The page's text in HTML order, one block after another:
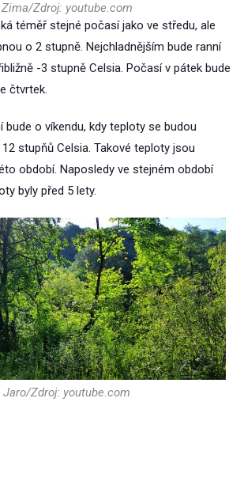
Zima/Zdroj: youtube.com
téměř stejné počasí jako ve středu, ale
o 2 stupně. Nejchladnějším bude ranní
-3 stupně Celsia. Počasí v pátek bude
čtvrtek.
bude o víkendu, kdy teploty se budou
stupňů Celsia. Takové teploty jsou
období. Naposledy ve stejném období
byly před 5 lety.
Jaro/Zdroj: youtube.com